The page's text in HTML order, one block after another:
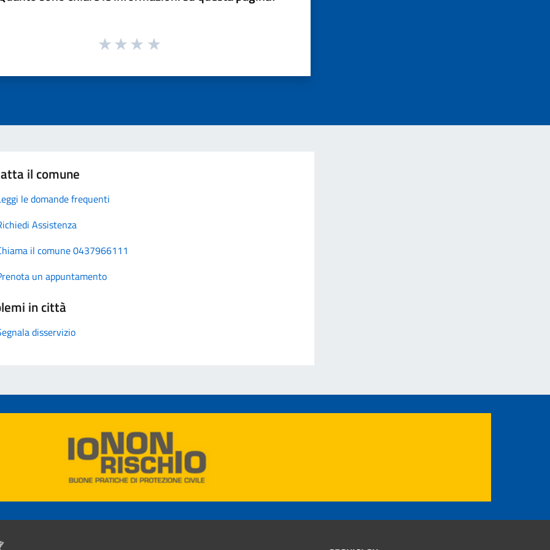
il comune
le domande frequenti
Assistenza
il comune 0437966111
un appuntamento
in città
disservizio